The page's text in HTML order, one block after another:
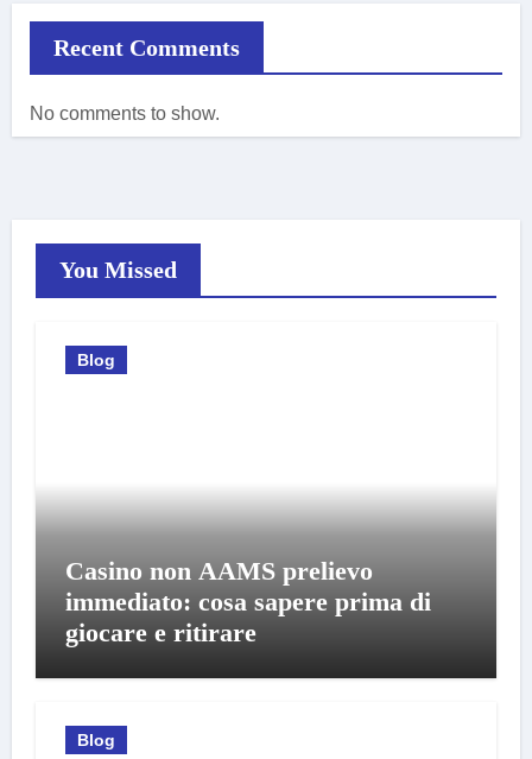
Recent Comments
No comments to show.
You Missed
Blog
Casino non AAMS prelievo
immediato: cosa sapere prima di
giocare e ritirare
Blog